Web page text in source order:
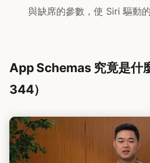
與缺席的參數，使 Siri 驅動
App Schemas 究竟是什
344）